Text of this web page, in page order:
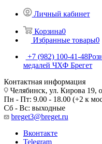
Личный кабинет
Корзина0
Избранные товары0
+7 (982) 100-41-48
медалей ЧХФ Брегет
Контактная информация
Челябинск, ул. Кирова 19,
Пн - Пт: 9.00 - 18.00 (+2 к
Сб - Вс: выходные
breget3@breget.ru
Вконтакте
Telegram